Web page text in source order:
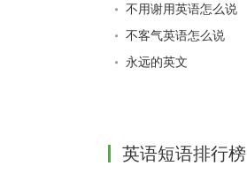
不用谢用英语怎么说
不客气英语怎么说
永远的英文
英语短语排行榜